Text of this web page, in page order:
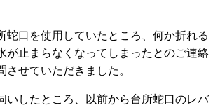
蛇口を使用していたところ、何か折れる
が止まらなくなってしまったとのご連絡
せていただきました。
いしたところ、以前から台所蛇口のレバ